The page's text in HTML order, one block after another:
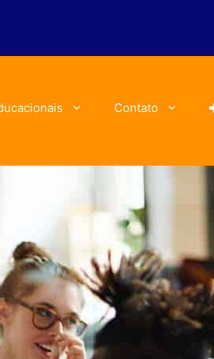
Contato